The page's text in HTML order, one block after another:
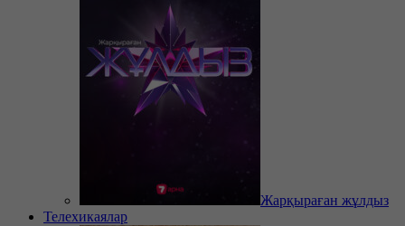
Жарқыраған жұлдыз
Телехикаялар